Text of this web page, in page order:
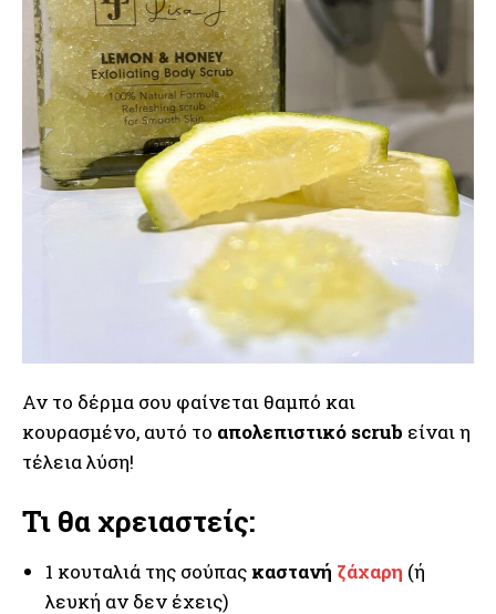
Αν το δέρμα σου φαίνεται θαμπό και
κουρασμένο, αυτό το απολεπιστικό scrub είναι η
τέλεια λύση!
Τι θα χρειαστείς:
1 κουταλιά της σούπας καστανή ζάχαρη (ή
λευκή αν δεν έχεις)